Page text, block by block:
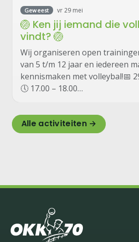
Geweest vr 29 mei
🏐 Ken jij iemand die
vindt? 🏐
Wij organiseren open
van 5 t/m 12 jaar en iedereen
kennismaken met volleybal!📅
🕔 17.00 – 18.00…
Alle activiteiten →